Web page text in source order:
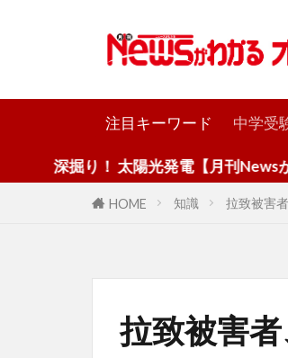
注目キーワード 中学受
！ 太陽光発電【月刊Newsがわかる９月
HOME 知識 拉致被害
拉致被害